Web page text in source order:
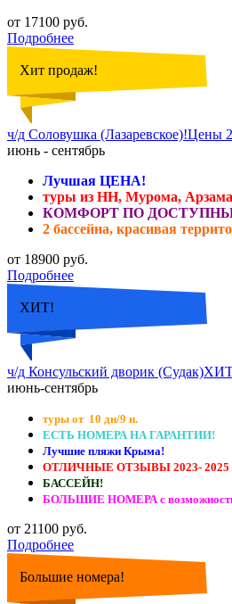
от 17100 руб.
Подробнее
Хит продаж!
ч/д Соловушка
июнь - сентябрь
Лучшая ЦЕНА!
туры из НН, Мурома,
КОМФОРТ ПО
2 бассейна, красивая
от 18900 руб.
Подробнее
ХИТ!
ч/д Консульский дворик
июнь-сентябрь
туры от 10 дн/9 н.
ЕСТЬ НОМЕРА НА ГАРАНТИИ!
Лучшие пляжи Крыма!
ОТЛИЧНЫЕ ОТЗЫВЫ 2023- 2025
БАССЕЙН!
БОЛЬШИЕ НОМЕРА с возможность
от 21100 руб.
Подробнее
Большие номера!